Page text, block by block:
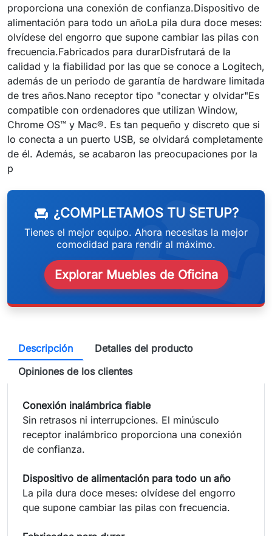
proporciona una conexión de confianza.Dispositivo de
alimentación para todo un añoLa pila dura doce meses:
olvídese del engorro que supone cambiar las pilas con
frecuencia.Fabricados para durarDisfrutará de la
calidad y la fiabilidad por las que se conoce a Logitech,
además de un periodo de garantía de hardware limitada
de tres años.Nano receptor tipo "conectar y olvidar"Es
compatible con ordenadores que utilizan Window,
Chrome OS™ y Mac®. Es tan pequeño y discreto que si
lo conecta a un puerto USB, se olvidará completamente
de él. Además, se acabaron las preocupaciones por la
p
chair ¿COMPLETAMOS TU SETUP?
Tienes el mejor equipo. Ahora necesitas la mejor
comodidad para rendir al máximo.
Explorar Muebles de Oficina
Descripción
Detalles del producto
Opiniones de los clientes
Conexión inalámbrica fiable
Sin retrasos ni interrupciones. El minúsculo
receptor inalámbrico proporciona una conexión
de confianza.
Dispositivo de alimentación para todo un año
La pila dura doce meses: olvídese del engorro
que supone cambiar las pilas con frecuencia.